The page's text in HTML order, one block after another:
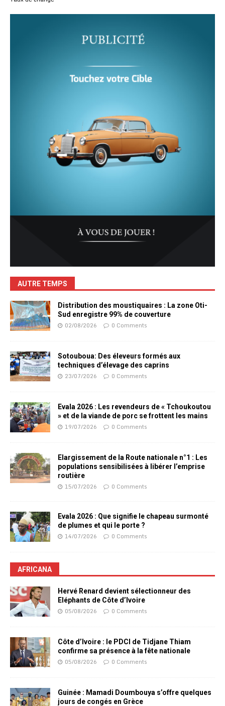
AUTRE TEMPS
Distribution des moustiquaires : La zone Oti-
Sud enregistre 99% de couverture
02/08/2026 0 Comments
Sotouboua: Des éleveurs formés aux
techniques d’élevage des caprins
23/07/2026 0 Comments
Evala 2026 : Les revendeurs de « Tchoukoutou
» et de la viande de porc se frottent les mains
19/07/2026 0 Comments
Elargissement de la Route nationale n°1 : Les
populations sensibilisées à libérer l’emprise
routière
15/07/2026 0 Comments
Evala 2026 : Que signifie le chapeau surmonté
de plumes et qui le porte ?
14/07/2026 0 Comments
AFRICANA
Hervé Renard devient sélectionneur des
Eléphants de Côte d’Ivoire
05/08/2026 0 Comments
Côte d’Ivoire : le PDCI de Tidjane Thiam
confirme sa présence à la fête nationale
05/08/2026 0 Comments
Guinée : Mamadi Doumbouya s’offre quelques
jours de congés en Grèce